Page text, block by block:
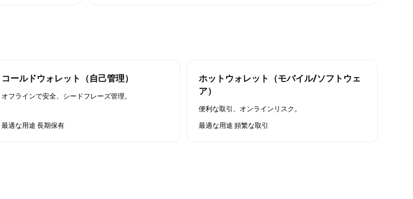
コールドウォレット（自己管理）
オフラインで安全、シードフレーズ管理。
最適な用途 長期保有
ホットウォレット（モバイル/ソフトウェ
ア）
便利な取引、オンラインリスク。
最適な用途 頻繁な取引